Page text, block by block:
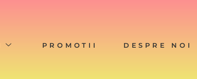
PROMOTII DESPRE NOI